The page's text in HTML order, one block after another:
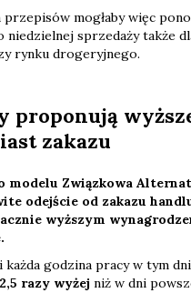
przepisów mogłaby więc
sprzedaży także
rynku drogeryjnego.
proponują
zakazu
modelu Związkowa
odejście od zakazu
wyższym
każda godzina pracy w tym
2,5 razy wyżej niż w dni